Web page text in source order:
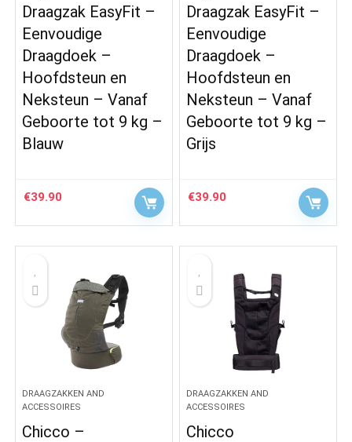
Draagzak EasyFit –
Eenvoudige
Draagdoek –
Hoofdsteun en
Neksteun – Vanaf
Geboorte tot 9 kg –
Blauw
€39.90
Draagzak EasyFit –
Eenvoudige
Draagdoek –
Hoofdsteun en
Neksteun – Vanaf
Geboorte tot 9 kg –
Grijs
€39.90
DRAAGZAKKEN AND
ACCESSOIRES
Chicco –
DRAAGZAKKEN AND
ACCESSOIRES
Chicco